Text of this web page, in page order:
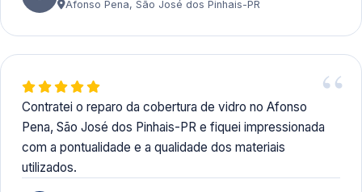
Afonso Pena, São José dos Pinhais-PR
Contratei o reparo da cobertura de vidro no Afonso
Pena, São José dos Pinhais-PR e fiquei impressionada
com a pontualidade e a qualidade dos materiais
utilizados.